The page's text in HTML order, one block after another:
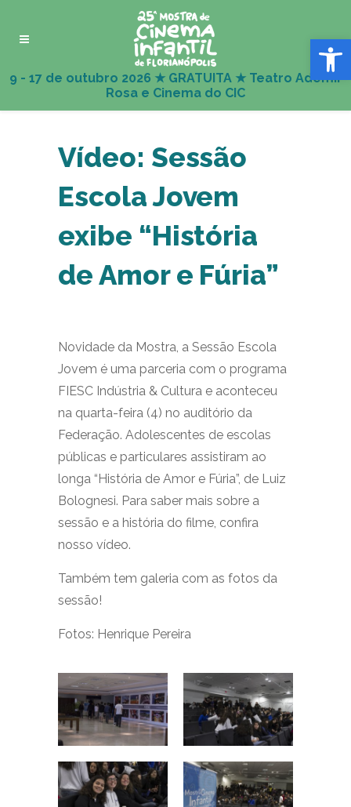
Abrir
Vídeo: Sessão
Escola Jovem
exibe “História
de Amor e Fúria”
Novidade da Mostra, a Sessão Escola
Jovem é uma parceria com o programa
FIESC Indústria & Cultura e aconteceu
na quarta-feira (4) no auditório da
Federação. Adolescentes de escolas
públicas e particulares assistiram ao
longa “História de Amor e Fúria”, de Luiz
Bolognesi. Para saber mais sobre a
sessão e a história do filme, confira
nosso vídeo.
Também tem galeria com as fotos da
sessão!
Fotos: Henrique Pereira